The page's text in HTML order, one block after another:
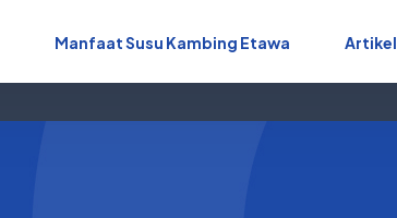
Manfaat Susu Kambing Etawa Artikel